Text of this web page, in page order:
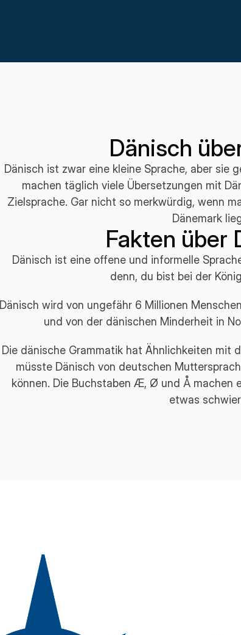
Dänisch
Dänisch ist zwar eine kleine Sprache, aber sie
machen täglich viele Übersetzungen mit
Zielsprache. Gar nicht so merkwürdig, wenn
Dänemark
Fakten über
Dänisch ist eine offene und informelle
denn, du bist bei der
Dänisch wird von ungefähr 6 Millionen
und von der dänischen Minderheit in
Die dänische Grammatik hat Ähnlichkeiten mit
müsste Dänisch von deutschen
können. Die Buchstaben Æ, Ø und Å machen
etwas